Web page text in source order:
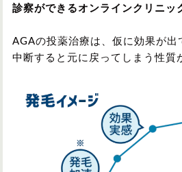
診察ができるオンラインクリニッ
AGAの投薬治療は、仮に効果が出
中断すると元に戻ってしまう性質